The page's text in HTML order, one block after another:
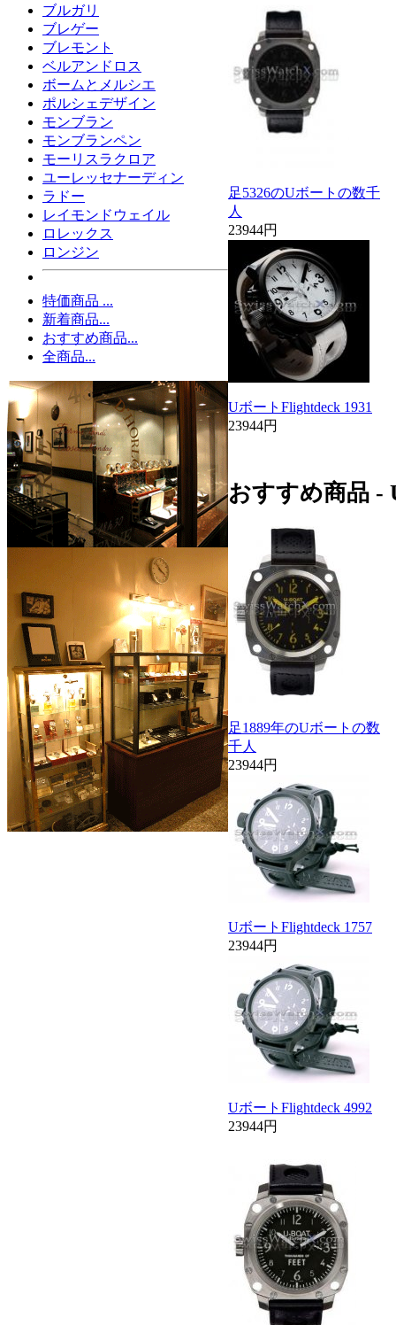
ブルガリ
ブレゲー
ブレモント
ベルアンドロス
ボームとメルシエ
ポルシェデザイン
モンブラン
モンブランペン
モーリスラクロア
ユーレッセナーディン
ラドー
レイモンドウェイル
ロレックス
ロンジン
特価商品 ...
新着商品...
おすすめ商品...
全商品...
足5326のUボートの数千
人
23944円
UボートFlightdeck 1931
23944円
おすすめ商品 -
足1889年のUボートの数
千人
23944円
UボートFlightdeck 1757
23944円
UボートFlightdeck 4992
23944円